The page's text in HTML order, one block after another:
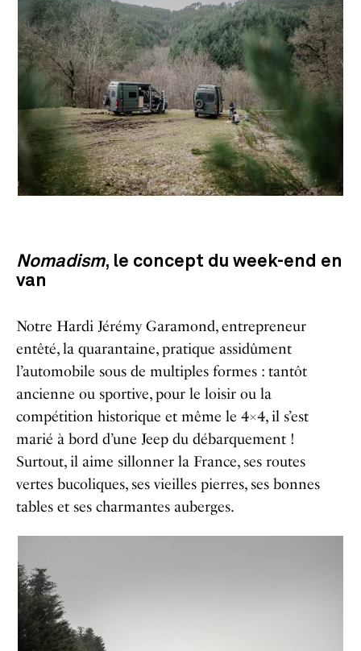
Nomadism, le concept du week-end en
van
Notre Hardi Jérémy Garamond, entrepreneur
entêté, la quarantaine, pratique assidûment
l’automobile sous de multiples formes : tantôt
ancienne ou sportive, pour le loisir ou la
compétition historique et même le 4×4, il s’est
marié à bord d’une Jeep du débarquement !
Surtout, il aime sillonner la France, ses routes
vertes bucoliques, ses vieilles pierres, ses bonnes
tables et ses charmantes auberges.